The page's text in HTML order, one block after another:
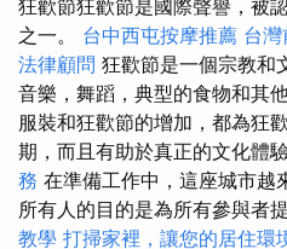
狂歡節狂歡節是國際聲譽，被
之一。 台中西屯按摩推薦 台
法律顧問 狂歡節是一個宗教和
音樂，舞蹈，典型的食物和其
服裝和狂歡節的增加，都為狂
期，而且有助於真正的文化體
務 在準備工作中，這座城市越
所有人的目的是為所有參與者
教學 打掃家裡，讓您的居住環